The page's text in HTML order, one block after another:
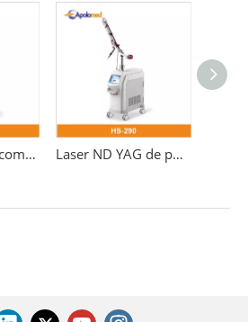
Laser Nd Yag à commutation Q EO Laser ND YAG de pelage approuvé QS CE